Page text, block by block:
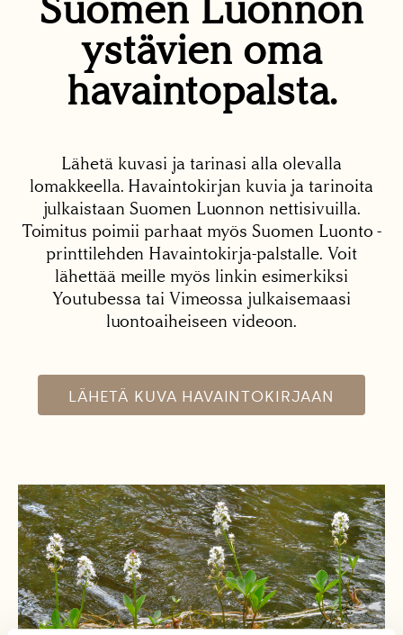
Suomen Luonnon
ystävien oma
havaintopalsta.
Lähetä kuvasi ja tarinasi alla olevalla
lomakkeella. Havaintokirjan kuvia ja tarinoita
julkaistaan Suomen Luonnon nettisivuilla.
Toimitus poimii parhaat myös Suomen Luonto -
printtilehden Havaintokirja-palstalle. Voit
lähettää meille myös linkin esimerkiksi
Youtubessa tai Vimeossa julkaisemaasi
luontoaiheiseen videoon.
LÄHETÄ KUVA HAVAINTOKIRJAAN